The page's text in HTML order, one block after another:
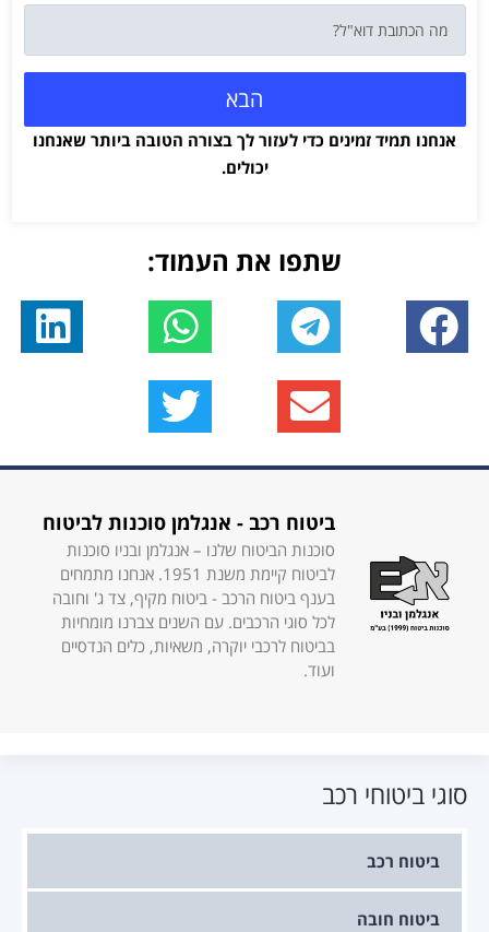
הבא
אנחנו תמיד זמינים כדי לעזור לך בצורה הטובה ביותר שאנחנו
יכולים.
שתפו את העמוד:
ביטוח רכב - אנגלמן סוכנות לביטוח
סוכנות הביטוח שלנו – אנגלמן ובניו סוכנות
לביטוח קיימת משנת 1951. אנחנו מתמחים
בענף ביטוח הרכב - ביטוח מקיף, צד ג' וחובה
לכל סוגי הרכבים. עם השנים צברנו מומחיות
בביטוח לרכבי יוקרה, משאיות, כלים הנדסיים
ועוד.
סוגי ביטוחי רכב
ביטוח רכב
ביטוח חובה